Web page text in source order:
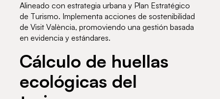
Alineado con estrategia urbana y Plan Estratégico
de Turismo. Implementa acciones de sostenibilidad
de Visit València, promoviendo una gestión basada
en evidencia y estándares.
Cálculo de huellas
ecológicas del